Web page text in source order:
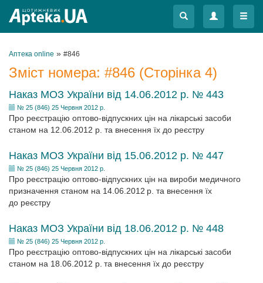
Меню
Меню
Аптека online » #846
Зміст номера: #846 (Сторінка 4)
Наказ МОЗ України від 14.06.2012 р. № 443
№ 25 (846) 25 Червня 2012 р.
Про реєстрацію оптово-відпускних цін на лікарські засоби
станом на 12.06.2012 р. та внесення їх до реєстру
Наказ МОЗ України від 15.06.2012 р. № 447
№ 25 (846) 25 Червня 2012 р.
Про реєстрацію оптово-відпускних цін на вироби медичного
призначення станом на 14.06.2012 р. та внесення їх
до реєстру
Наказ МОЗ України від 18.06.2012 р. № 448
№ 25 (846) 25 Червня 2012 р.
Про реєстрацію оптово-відпускних цін на лікарські засоби
станом на 18.06.2012 р. та внесення їх до реєстру